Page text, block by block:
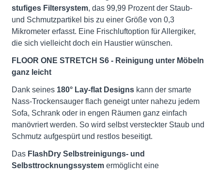
stufiges Filtersystem, das 99,99 Prozent der Staub-
und Schmutzpartikel bis zu einer Größe von 0,3
Mikrometer erfasst. Eine Frischluftoption für Allergiker,
die sich vielleicht doch ein Haustier wünschen.
FLOOR ONE STRETCH S6 - Reinigung unter Möbeln
ganz leicht
Dank seines 180° Lay-flat Designs kann der smarte
Nass-Trockensauger flach geneigt unter nahezu jedem
Sofa, Schrank oder in engen Räumen ganz einfach
manövriert werden. So wird selbst versteckter Staub und
Schmutz aufgespürt und restlos beseitigt.
Das FlashDry Selbstreinigungs- und
Selbsttrocknungssystem ermöglicht eine